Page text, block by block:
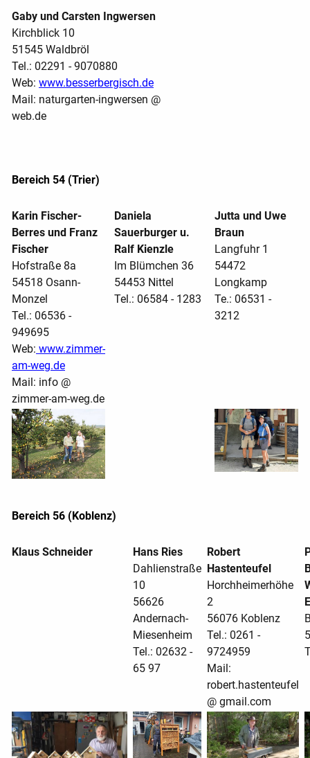
Gaby und Carsten Ingwersen
Kirchblick 10
51545 Waldbröl
Tel.: 02291 - 9070880
Web: www.besserbergisch.de
Mail: naturgarten-ingwersen @
web.de
Bereich 54 (Trier)
Karin Fischer-
Berres und Franz
Fischer
Hofstraße 8a
54518 Osann-
Monzel
Tel.: 06536 -
949695
Web: www.zimmer-
am-weg.de
Mail: info @
zimmer-am-weg.de
Daniela
Sauerburger u.
Ralf Kienzle
Im Blümchen 36
54453 Nittel
Tel.: 06584 - 1283
Jutta und Uwe
Braun
Langfuhr 1
54472
Longkamp
Te.: 06531 -
3212
Bereich 56 (Koblenz)
Klaus Schneider
Hans Ries
Dahlienstraße
10
56626
Andernach-
Miesenheim
Tel.: 02632 -
65 97
Robert
Hastenteufel
Horchheimerhöhe
2
56076 Koblenz
Tel.: 0261 -
9724959
Mail:
robert.hastenteufel
@ gmail.com